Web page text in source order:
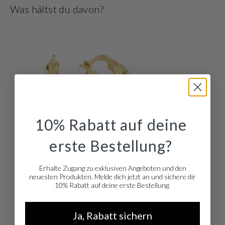
Abend. Und stehen Sie auf Mix & Match? Die meisten Schmuckstücke sind
Was hältst du davon?
10% Rabatt auf deine
erste Bestellung?
Erhalte Zugang zu exklusiven Angeboten und den
neuesten Produkten. Melde dich jetzt an und sichere dir
10% Rabatt auf deine erste Bestellung.
Ja, Rabatt sichern